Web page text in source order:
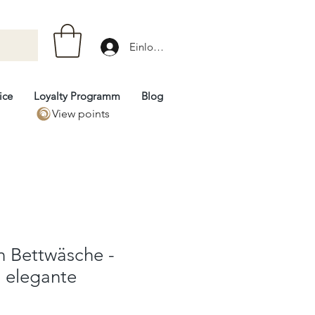
Einloggen
Loyalty Programm
Blog
View points
Bettwäsche -
elegante